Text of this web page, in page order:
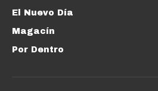
El Nuevo Día
Magacín
Por Dentro